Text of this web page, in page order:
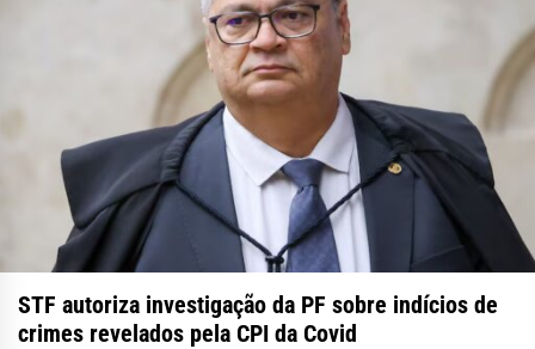
STF autoriza investigação da PF sobre indícios de
crimes revelados pela CPI da Covid